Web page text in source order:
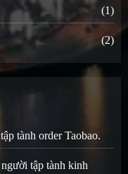
(1)
(2)
tành order Taobao.
tập tành kinh